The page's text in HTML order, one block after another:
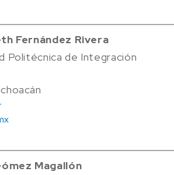
Fernández Rivera
Politécnica de Integración
Magallón